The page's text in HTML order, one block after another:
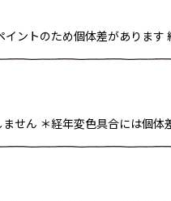
ントのため個体差があります
せん ＊経年変色具合には個体